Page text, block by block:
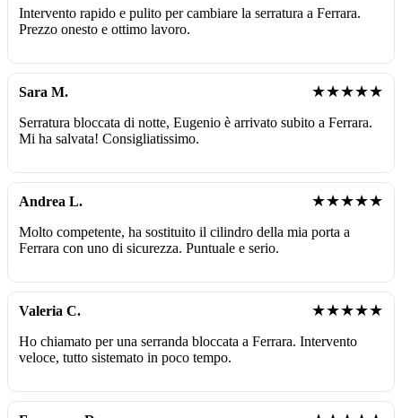
Intervento rapido e pulito per cambiare la serratura a Ferrara.
Prezzo onesto e ottimo lavoro.
Sara M. ★★★★★
Serratura bloccata di notte, Eugenio è arrivato subito a Ferrara.
Mi ha salvata! Consigliatissimo.
Andrea L. ★★★★★
Molto competente, ha sostituito il cilindro della mia porta a
Ferrara con uno di sicurezza. Puntuale e serio.
Valeria C. ★★★★★
Ho chiamato per una serranda bloccata a Ferrara. Intervento
veloce, tutto sistemato in poco tempo.